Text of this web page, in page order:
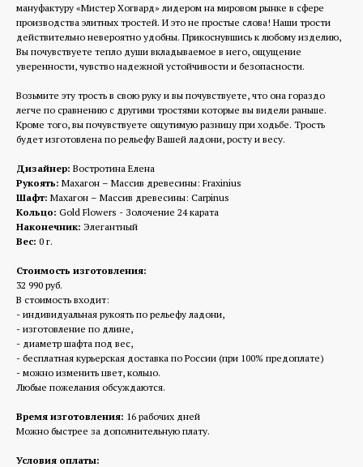
мануфактуру «Мистер Хогвард» лидером на мировом рынке в сфере
производства элитных тростей. И это не простые слова! Наши трости
действительно невероятно удобны. Прикоснувшись к любому изделию,
Вы почувствуете тепло души вкладываемое в него, ощущение
уверенности, чувство надежной устойчивости и безопасности.
Возьмите эту трость в свою руку и вы почувствуете, что она гораздо
легче по сравнению с другими тростями которые вы видели раньше.
Кроме того, вы почувствуете ощутимую разницу при ходьбе. Трость
будет изготовлена по рельефу Вашей ладони, росту и весу.
Дизайнер: Востротина Елена
Рукоять: Махагон – Массив древесины: Fraxinius
Шафт: Махагон – Массив древесины: Carpinus
Кольцо: Gold Flowers - Золочение 24 карата
Наконечник: Элегантный
Вес: 0 г.
Стоимость изготовления:
32 990 руб.
В стоимость входит:
- индивидуальная рукоять по рельефу ладони,
- изготовление по длине,
- диаметр шафта под вес,
- бесплатная курьерская доставка по России (при 100% предоплате)
- можно изменить цвет, кольцо.
Любые пожелания обсуждаются.
Время изготовления: 16 рабочих дней
Можно быстрее за дополнительную плату.
Условия оплаты: